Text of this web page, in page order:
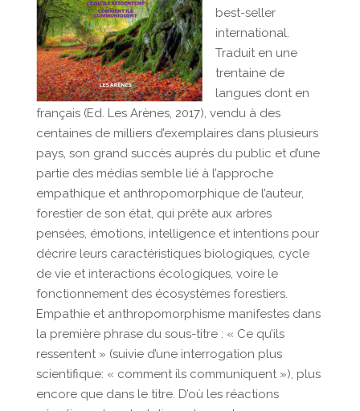
best-seller
international.
Traduit en une
trentaine de
langues dont en
français (Ed. Les Arènes, 2017), vendu à des
centaines de milliers d’exemplaires dans plusieurs
pays, son grand succès auprès du public et d’une
partie des médias semble lié à l’approche
empathique et anthropomorphique de l’auteur,
forestier de son état, qui prête aux arbres
pensées, émotions, intelligence et intentions pour
décrire leurs caractéristiques biologiques, cycle
de vie et interactions écologiques, voire le
fonctionnement des écosystèmes forestiers.
Empathie et anthropomorphisme manifestes dans
la première phrase du sous-titre : « Ce qu’ils
ressentent » (suivie d’une interrogation plus
scientifique: « comment ils communiquent »), plus
encore que dans le titre. D’où les réactions